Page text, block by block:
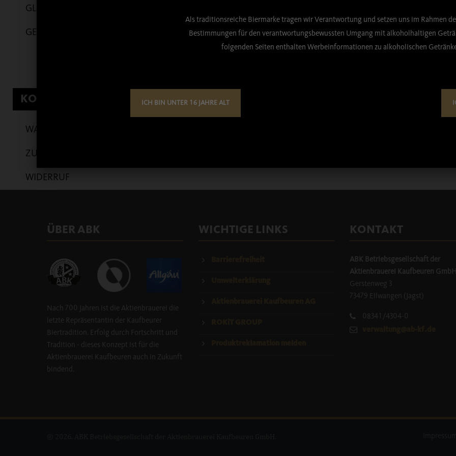
Als traditionsreiche Biermarke tragen wir Verantwortung und setzen uns im Rahmen
Bestimmungen für den verantwortungsbewussten Umgang mit alkoholhaltigen
folgenden Seiten enthalten Werbeinformationen zu alkoholischen
ICH BIN UNTER 16 JAHRE ALT
Zu den Details
GLÄSER
GESCHENKARTIKEL
KONTO
WARENKORB
ZUR KASSE
WIDERRUF
ÜBER ABK
Nach 700 Jahren ist die Aktienbrauerei die
letzte Repräsentantin der Kaufbeurer
Biertradition. Erfolg durch Fortschritt und
Tradition - dieses Konzept ist für die
Aktienbrauerei Kaufbeuren auch in Zukunft
bindend.
WICHTIGE LINKS KONTAKT
ABK Betriebsgesellschaft der
Aktienbrauerei Kaufbeuren
Gerstenweg 3
73479 Ellwangen (Jagst)
08341/4304-0